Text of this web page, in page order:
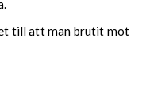
till att man brutit mot